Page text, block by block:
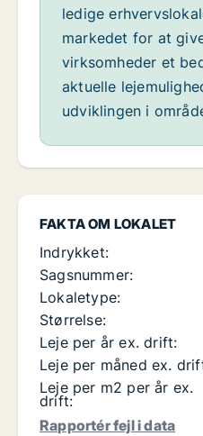
FAKTA OM LOKALET
Indrykket:
Sagsnummer:
Lokaletype:
Størrelse:
Leje per år ex. drift:
Leje per måned ex.
Leje per m2 per år ex.
drift:
Rapportér fejl i data
ledige
markedet for at
virksomheder et
aktuelle
udviklingen i